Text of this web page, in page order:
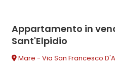
Appartamento in
Sant'Elpidio
Mare - Via San Francesco